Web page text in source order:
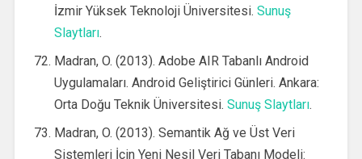
İzmir Yüksek Teknoloji Üniversitesi. Sunuş
Slaytları.
Madran, O. (2013). Adobe AIR Tabanlı Android
Uygulamaları. Android Geliştirici Günleri. Ankara:
Orta Doğu Teknik Üniversitesi. Sunuş Slaytları.
Madran, O. (2013). Semantik Ağ ve Üst Veri
Sistemleri İçin Yeni Nesil Veri Tabanı Modeli: